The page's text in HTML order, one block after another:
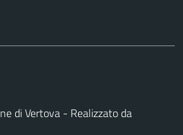
di Vertova - Realizzato da